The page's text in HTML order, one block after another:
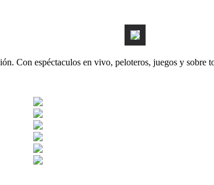
Con espéctaculos en vivo, peloteros, juegos y sobre